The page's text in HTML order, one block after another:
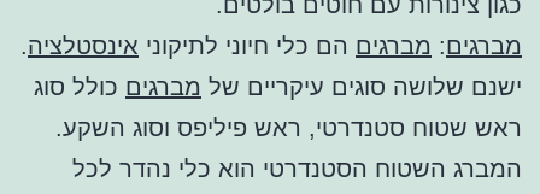
מברגים: מברגים הם כלי חיוני לתיקוני אינסטלציה.
ישנם שלושה סוגים עיקריים של מברגים כולל סוג
ראש שטוח סטנדרטי, ראש פיליפס וסוג השקע.
המברג השטוח הסטנדרטי הוא כלי נהדר לכל